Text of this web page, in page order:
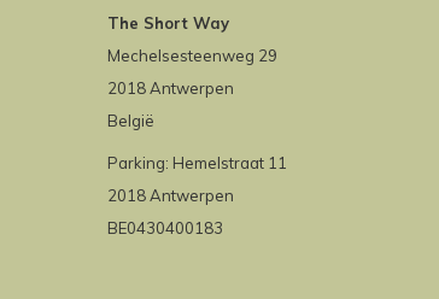
The Short Way
Mechelsesteenweg 29
2018 Antwerpen
België
Parking: Hemelstraat 11
2018 Antwerpen
BE0430400183